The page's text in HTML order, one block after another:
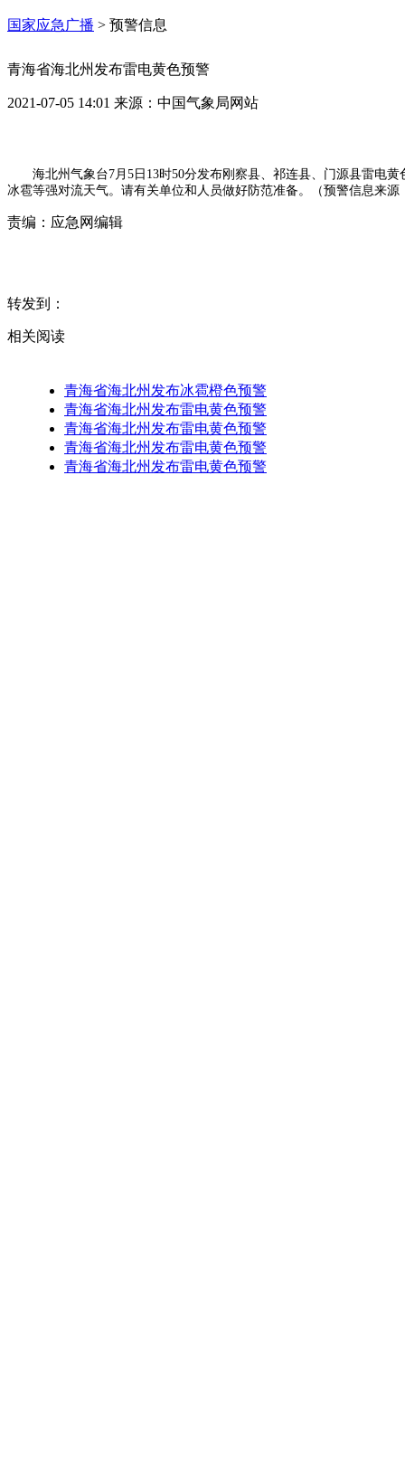
国家应急广播 > 预警信息
青海省海北州发布雷电黄色预警
2021-07-05 14:01 来源： 中国气象局网站
海北州气象台7月5日13时50分发布刚察县、祁连县、门源县雷电
冰雹等强对流天气。请有关单位和人员做好防范准备。（预警信息来
责编： 应急网编辑
转发到：
相关阅读
青海省海北州发布冰雹橙色预警
青海省海北州发布雷电黄色预警
青海省海北州发布雷电黄色预警
青海省海北州发布雷电黄色预警
青海省海北州发布雷电黄色预警